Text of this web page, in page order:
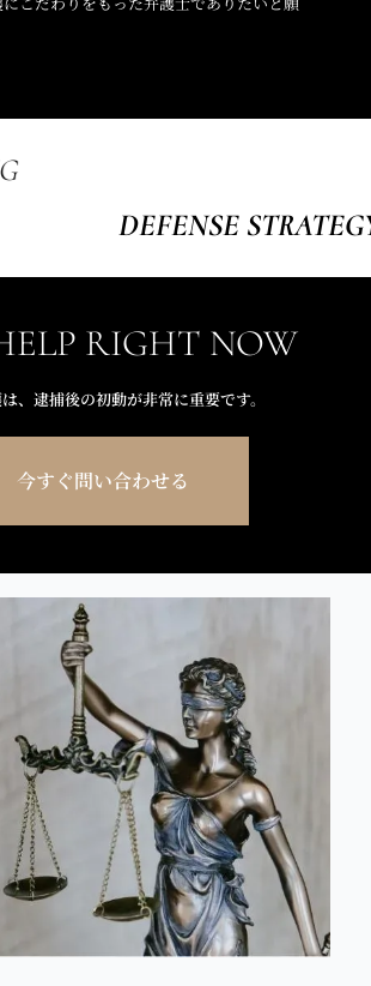
DEFENSE
RIGHT NOW
、逮捕後の初動が非常に重要です。
今すぐ問い合わせる